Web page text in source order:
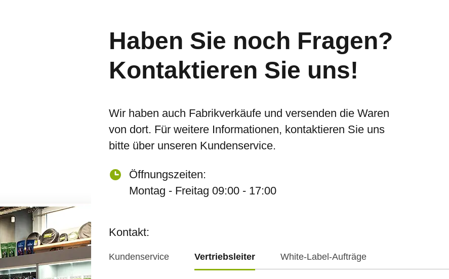
Haben Sie noch Fragen?
Kontaktieren Sie uns!
Wir haben auch Fabrikverkäufe und versenden die Waren
von dort. Für weitere Informationen, kontaktieren Sie uns
bitte über unseren Kundenservice.
Öffnungszeiten:
Montag - Freitag 09:00 - 17:00
Kontakt:
Kundenservice Vertriebsleiter White-Label-Aufträge